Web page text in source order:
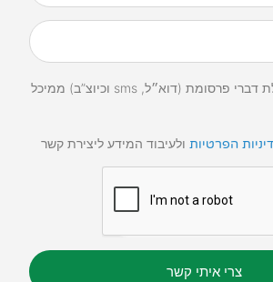
אני מאשר/ת קבלת דברי פרסומת (דוא״ל, sms וכיוצ”ב) ממיכל
הפרטיות ולעיבוד המידע ליצירת קשר
צרי איתי קשר